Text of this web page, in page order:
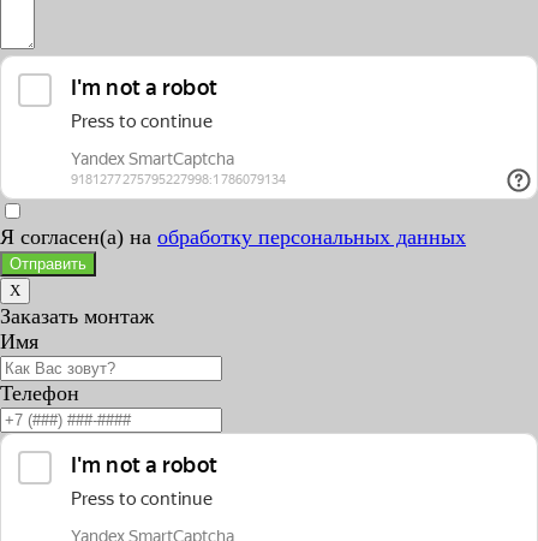
Я согласен(а) на обработку персональных данных
Отправить
X
Заказать монтаж
Имя
Телефон